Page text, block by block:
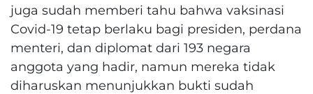
juga sudah memberi tahu bahwa vaksinasi
Covid-19 tetap berlaku bagi presiden, perdana
menteri, dan diplomat dari 193 negara
anggota yang hadir, namun mereka tidak
diharuskan menunjukkan bukti sudah